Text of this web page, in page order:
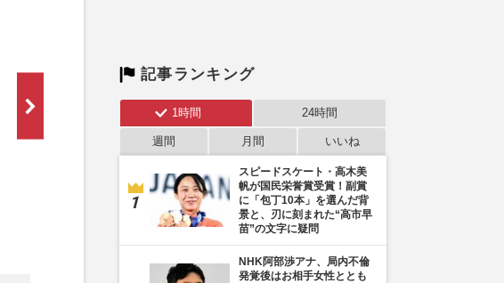
記事ランキング
1時間 24時間
週間 月間 いいね
スピードスケート・高木美
帆が国民栄誉賞受賞！副賞
に「包丁10本」を選んだ背
景と、刃に刻まれた“高市早
苗”の文字に疑問
NHK阿部渉アナ、局内不倫
発覚後はお相手女性ととも